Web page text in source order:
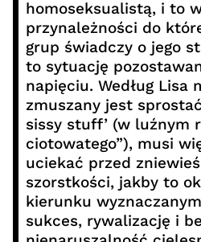
homoseksualistą, i to
przynależności do
grup świadczy o jego
to sytuację
napięciu. Według Lisa
zmuszany jest
sissy stuff’ (w luźnym
ciotowatego”), musi
uciekać przed
szorstkości, jakby to
kierunku
sukces, rywalizację i